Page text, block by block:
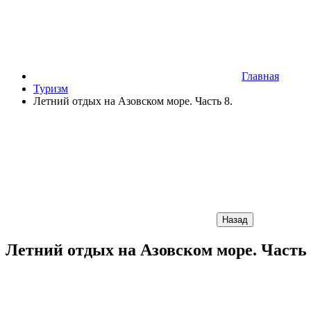
Главная
Туризм
Летний отдых на Азовском море. Часть 8.
Назад
Летний отдых на Азовском море. Часть